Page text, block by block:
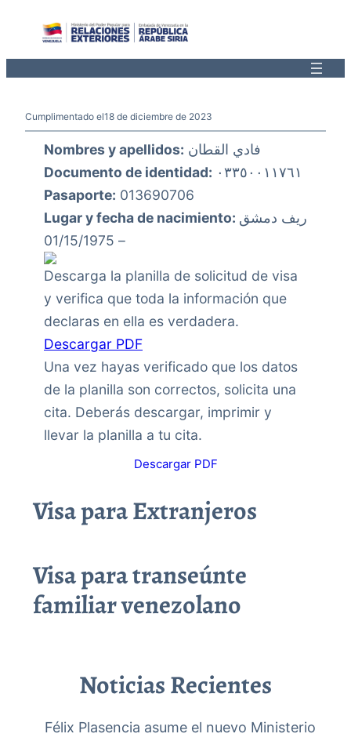
Cumplimentado el18 de diciembre de 2023
Nombres y apellidos: فادي القطان
Documento de identidad: ٠٣٣٥٠٠١١٧٦١
Pasaporte: 013690706
Lugar y fecha de nacimiento: ريف دمشق
– 01/15/1975
Descarga la planilla de solicitud de visa
y verifica que toda la información que
declaras en ella es verdadera.
Descargar PDF
Una vez hayas verificado que los datos
de la planilla son correctos, solicita una
cita. Deberás descargar, imprimir y
llevar la planilla a tu cita.
Descargar PDF
Visa para Extranjeros
Visa para transeúnte
familiar venezolano
Noticias Recientes
Félix Plasencia asume el nuevo Ministerio